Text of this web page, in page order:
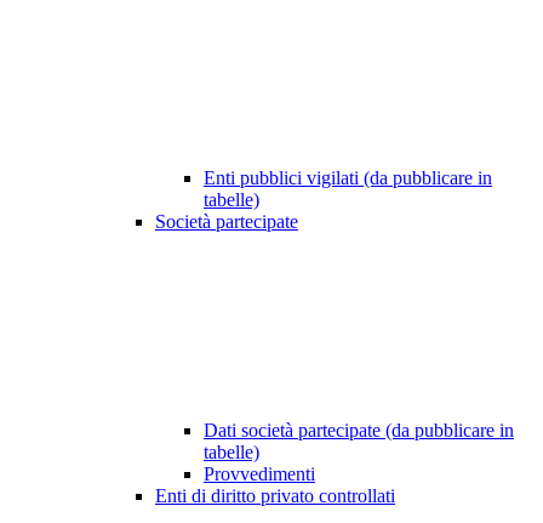
Enti pubblici vigilati (da pubblicare in
tabelle)
Società partecipate
Dati società partecipate (da pubblicare in
tabelle)
Provvedimenti
Enti di diritto privato controllati